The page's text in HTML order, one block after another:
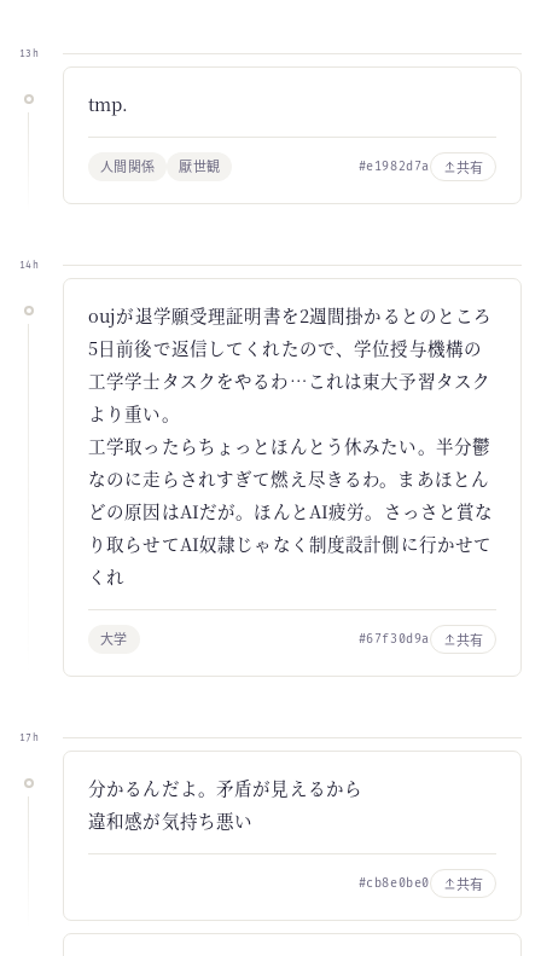
13h
tmp.
人間関係 厭世観 #e1982d7a 共有
14h
oujが退学願受理証明書を2週間掛かるとのところ
5日前後で返信してくれたので、学位授与機構の
工学学士タスクをやるわ…これは東大予習タスク
より重い。
工学取ったらちょっとほんとう休みたい。半分鬱
なのに走らされすぎて燃え尽きるわ。まあほとん
どの原因はAIだが。ほんとAI疲労。さっさと賞な
り取らせてAI奴隷じゃなく制度設計側に行かせて
くれ
大学 #67f30d9a 共有
17h
分かるんだよ。矛盾が見えるから
違和感が気持ち悪い
#cb8e0be0 共有